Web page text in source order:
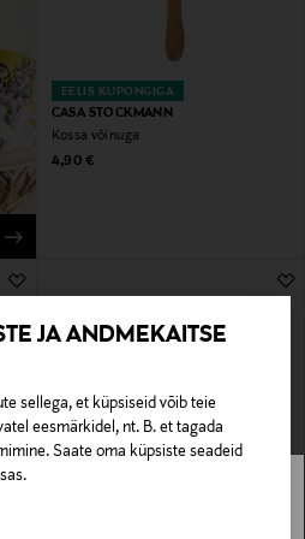
JA ANDMEKAITSE
sellega, et küpsiseid võib teie
eesmärkidel, nt. B. et tagada
Saate oma küpsiste seadeid
EELIS KUPONGIGA
CASA STOCKMANN
Kossa võinuga
Original Price
4,90 €
riigis saadaval.